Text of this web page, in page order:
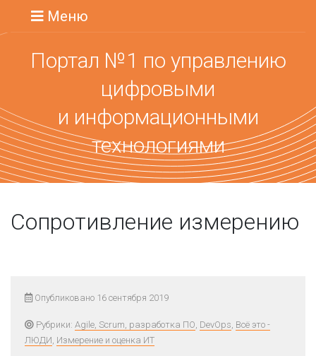
Меню
Портал №1 по управлению
цифровыми
и информационными
технологиями
Сопротивление измерению
Опубликовано 16 сентября 2019
Рубрики: Agile, Scrum, разработка ПО, DevOps, Всё это -
ЛЮДИ, Измерение и оценка ИТ